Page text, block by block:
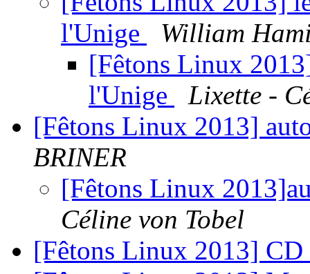
l'Unige
William
[Fêtons Linux
l'Unige
Lixette -
[Fêtons Linux 2013]
BRINER
[Fêtons Linux
Céline von Tobel
[Fêtons Linux 2013]